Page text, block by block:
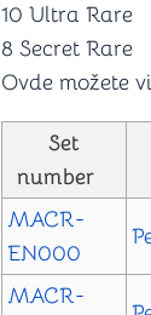
10 Ultra Rare
8 Secret Rare
Ovde možete
Set
number
MACR-
EN000
MACR-